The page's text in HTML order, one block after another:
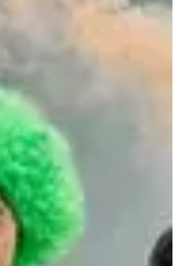
totalement fun ! Le concept est
(5 et 9 kilomètres) parsemés
Un départ par vague de 130 à lieu
que tu t’es bien défoulé, tu pourras
animations sur le village. Prépare ton
vous au village SOMAD à Torcy !